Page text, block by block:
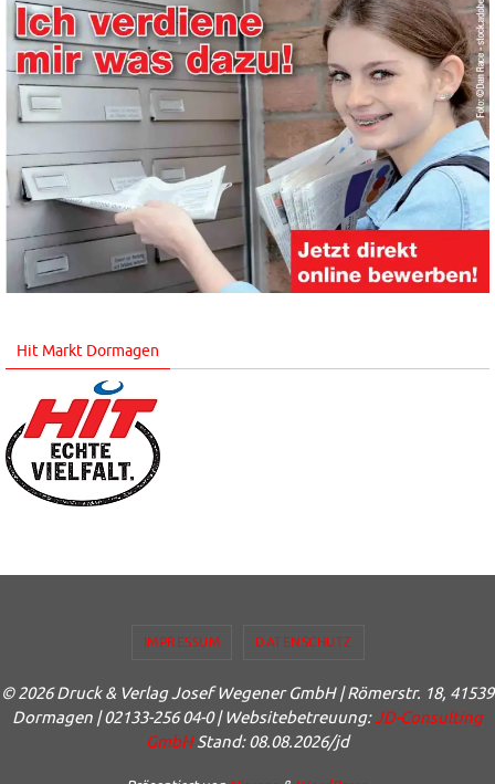
Hit Markt Dormagen
IMPRESSUM DATENSCHUTZ
© 2026 Druck & Verlag Josef Wegener GmbH | Römerstr. 18, 41539
Dormagen | 02133-256 04-0 | Websitebetreuung:JD-Consulting
GmbHStand: 08.08.2026/jd